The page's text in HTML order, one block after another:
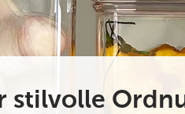
stilvolle